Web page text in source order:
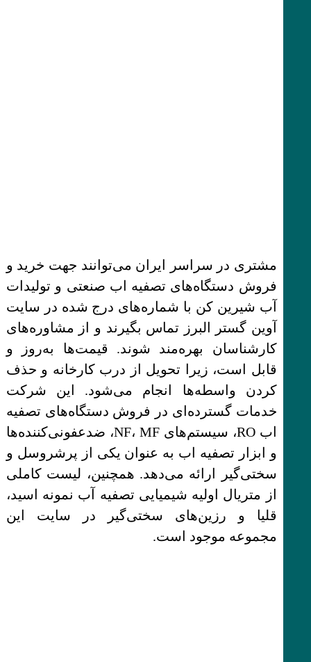
مشتری در سراسر ایران می‌توانند جهت خرید و
فروش دستگاه‌های تصفیه اب صنعتی و تولیدات
آب شیرین کن با شماره‌های درج شده در سایت
آوین گستر البرز تماس بگیرند و از مشاوره‌های
کارشناسان بهره‌مند شوند. قیمت‌ها به‌روز و
قابل است، زیرا تحویل از درب کارخانه و حذف
کردن واسطه‌ها انجام می‌شود. این شرکت
خدمات گسترده‌ای در فروش دستگاه‌های تصفیه
اب RO، سیستم‌های NF، MF، ضدعفونی‌کننده‌ها
و ابزار تصفیه اب به عنوان یکی از پرشروسل و
سختی‌گیر ارائه می‌دهد. همچنین، لیست کاملی
از متریال اولیه شیمیایی تصفیه آب نمونه اسید،
قلیا و رزین‌های سختی‌گیر در سایت این
مجموعه موجود است.